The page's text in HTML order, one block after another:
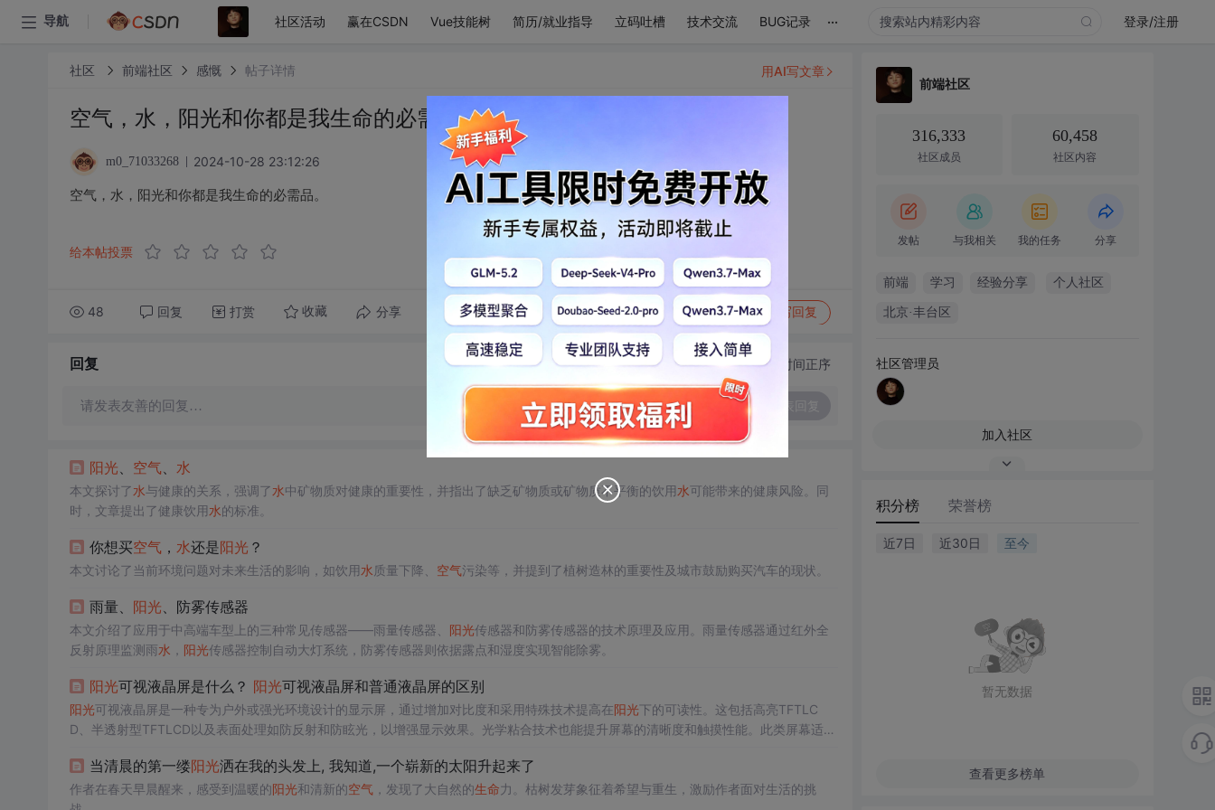
导航 社区活动 赢在CSDN Vue技能树 简历/就业指导 立码吐槽 技术交流 BUG记录 ... 登录/注册
社区 前端社区 感慨 帖子详情
空气，水，阳光和你都是我生命的必需品。
m0_71033268 2024-10-28 23:12:26
空气，水，阳光和你都是我生命的必需品。
给本帖投票
48 回复 打赏 收藏 分享 转发到动态 举报 写回复
用AI写文章
回复 切换为时间正序
请发表友善的回复…
阳光、 空气、 水
本文探讨了水与健康的关系，强调了水中矿物质对健康的重要性，并指出了缺乏矿物质或矿物质不平衡的饮用水可能带来的健康风险。同
时，文章提出了健康饮用水的标准。
你想买空气， 水还是阳光 ？
本文讨论了当前环境问题对未来生活的影响，如饮用水 质量下降、 空气污染等，并提到了植树造林的重要性及城市鼓励购买汽车的现状。
雨量、 阳光、防雾传感器
本文介绍了应用于中高端车型上的三种常见传感器——雨量传感器、 阳光传感器和防雾传感器的技术原理及应用。雨量传感器通过红外全
反射原理监测雨水 ， 阳光传感器控制自动大灯系统，防雾传感器则依据露点和湿度实现智能除雾。
阳光可视液晶屏是什么？ 阳光可视液晶屏和普通液晶屏的区别
阳光可视液晶屏是一种专为户外或强光环境设计的显示屏，通过增加对比度和采用特殊技术提高在阳光下的可读性。这包括高亮TFTLC
D、半透射型TFTLCD以及表面处理如防反射和防眩光，以增强显示效果。光学粘合技术也能提升屏幕的清晰度和触摸性能。此类屏幕适用
当清晨的第一缕阳光洒在我的头发上, 我知道,一个崭新的太阳升起来了
作者在春天早晨醒来，感受到温暖的阳光和清新的空气，发现了大自然的生命力。枯树发芽象征着希望与重生，激励作者面对生活的挑
前端社区
316,333
社区成员
60,458
社区内容
发帖 与我相关 我的任务 分享
前端 学习 经验分享 个人社区
北京·丰台区
社区管理员
加入社区
积分榜 荣誉榜
近7日 近30日 至今
暂无数据
查看更多榜单